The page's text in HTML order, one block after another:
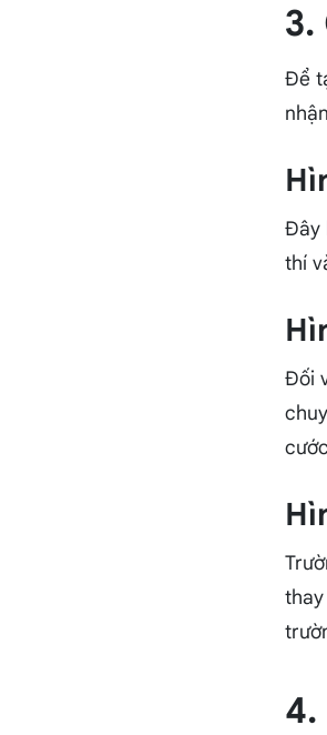
3.
Để
Đây
thí
Đối
4.